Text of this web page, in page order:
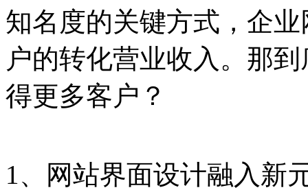
知名度的关键方式，企
户的转化营业收入。那
得更多客户？
1、网站界面设计融入新